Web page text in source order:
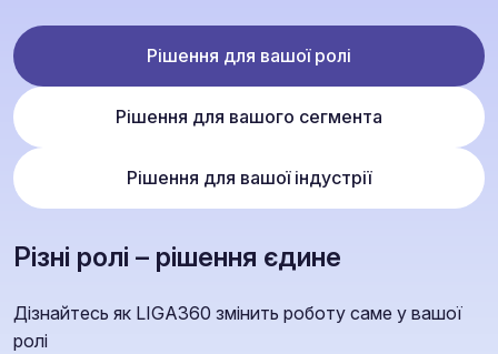
Рішення для вашої ролі
Рішення для вашого сегмента
Рішення для вашої індустрії
Різні ролі – рішення єдине
Дізнайтесь як LIGA360 змінить роботу саме у вашої
ролі